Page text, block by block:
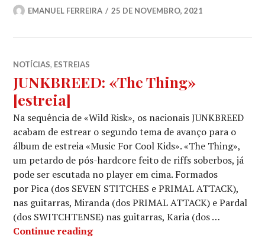
EMANUEL FERREIRA 25 DE NOVEMBRO, 2021
NOTÍCIAS, ESTREIAS
JUNKBREED: «The Thing»
[estreia]
Na sequência de «Wild Risk», os nacionais JUNKBREED
acabam de estrear o segundo tema de avanço para o
álbum de estreia «Music For Cool Kids». «The Thing»,
um petardo de pós-hardcore feito de riffs soberbos, já
pode ser escutada no player em cima. Formados
por Pica (dos SEVEN STITCHES e PRIMAL ATTACK),
nas guitarras, Miranda (dos PRIMAL ATTACK) e Pardal
(dos SWITCHTENSE) nas guitarras, Karia (dos …
Continue readingJUNKBREED: «The Thing» [estreia]